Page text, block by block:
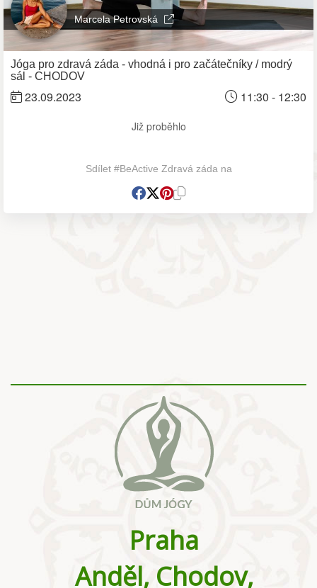
Marcela Petrovská
Jóga pro zdravá záda - vhodná i pro začátečníky / modrý
sál - CHODOV
23.09.2023 11:30 - 12:30
Již proběhlo
Sdílet #BeActive Zdravá záda na
Praha
Anděl, Chodov,